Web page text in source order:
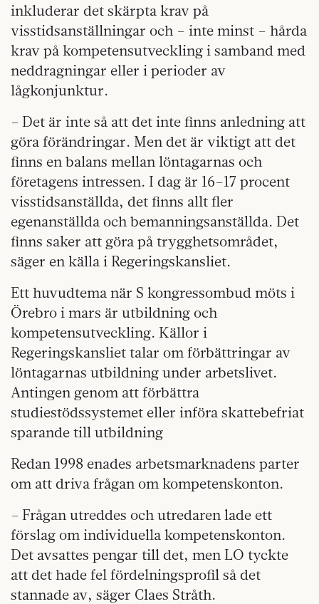
inkluderar det skärpta krav på
visstidsanställningar och – inte minst – hårda
krav på kompetensutveckling i samband med
neddragningar eller i perioder av
lågkonjunktur.
– Det är inte så att det inte finns anledning att
göra förändringar. Men det är viktigt att det
finns en balans mellan löntagarnas och
företagens intressen. I dag är 16–17 procent
visstidsanställda, det finns allt fler
egenanställda och bemanningsanställda. Det
finns saker att göra på trygghetsområdet,
säger en källa i Regeringskansliet.
Ett huvudtema när S kongressombud möts i
Örebro i mars är utbildning och
kompetensutveckling. Källor i
Regeringskansliet talar om förbättringar av
löntagarnas utbildning under arbetslivet.
Antingen genom att förbättra
studiestödssystemet eller införa skattebefriat
sparande till utbildning
Redan 1998 enades arbetsmarknadens parter
om att driva frågan om kompetenskonton.
– Frågan utreddes och utredaren lade ett
förslag om individuella kompetenskonton.
Det avsattes pengar till det, men LO tyckte
att det hade fel fördelningsprofil så det
stannade av, säger Claes Stråth.